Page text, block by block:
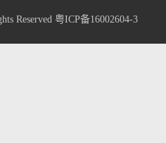
Reserved 粤ICP备16002604-3